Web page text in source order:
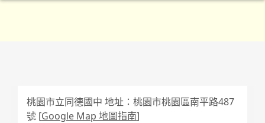
桃園市立同德國中 地址：桃園市桃園區南平路487
號 [Google Map 地圖指南]